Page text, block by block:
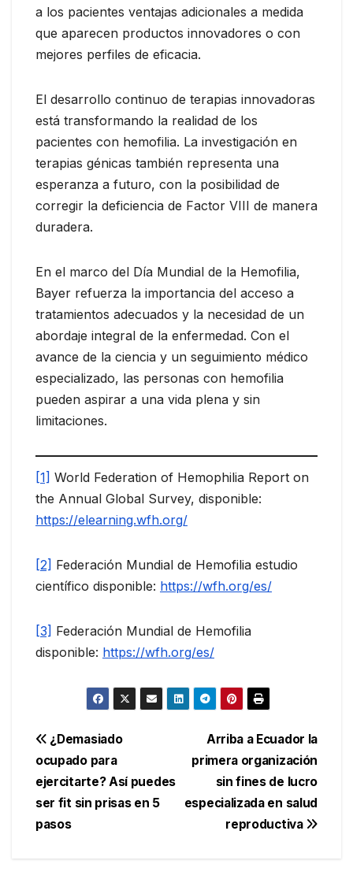
a los pacientes ventajas adicionales a medida
que aparecen productos innovadores o con
mejores perfiles de eficacia.
El desarrollo continuo de terapias innovadoras
está transformando la realidad de los
pacientes con hemofilia. La investigación en
terapias génicas también representa una
esperanza a futuro, con la posibilidad de
corregir la deficiencia de Factor VIII de manera
duradera.
En el marco del Día Mundial de la Hemofilia,
Bayer refuerza la importancia del acceso a
tratamientos adecuados y la necesidad de un
abordaje integral de la enfermedad. Con el
avance de la ciencia y un seguimiento médico
especializado, las personas con hemofilia
pueden aspirar a una vida plena y sin
limitaciones.
[1] World Federation of Hemophilia Report on
the Annual Global Survey, disponible:
https://elearning.wfh.org/
[2] Federación Mundial de Hemofilia estudio
científico disponible: https://wfh.org/es/
[3] Federación Mundial de Hemofilia
disponible: https://wfh.org/es/
Navegación
de
entradas
Arriba a Ecuador la
primera organización
sin fines de lucro
especializada en salud
reproductiva
¿Demasiado
ocupado para
ejercitarte? Así puedes
ser fit sin prisas en 5
pasos